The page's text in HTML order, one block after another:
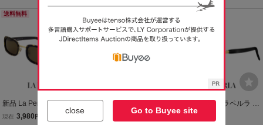
クエア 型 レディース メン
ズ ユニセックスモデル フ
レーム イタリア製
エア 型 レディース メンズ
ーム イタリア製
クエア 型 レディース メン
ズ ユニセックスモデル イ
タリア製 クリアバーガン
ディ カラー
送料無料
新品 La Perla ラペルラ サ
ングラス spe503 223 ス
現在 3,980 円
新品 La Perla ラペルラ サ
ングラス spe011-955 ス
送料無料
新品 La Perla ラペルラ サ
ングラス spe503 201 ス
close Go to Buyee site